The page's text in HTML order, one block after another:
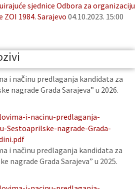
sjednice Odbora za organizaciju
1984. Sarajevo 04.10.2023. 15:00
i načinu predlaganja kandidata za
nagrade Grada Sarajeva” u 2026.
i-nacinu-predlaganja-
Sestoaprilske-nagrade-Grada-
i načinu predlaganja kandidata za
nagrade Grada Sarajeva” u 2025.